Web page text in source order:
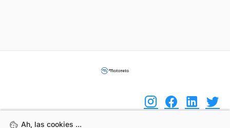
Ah, las cookies ...
Ah, las cookies ...